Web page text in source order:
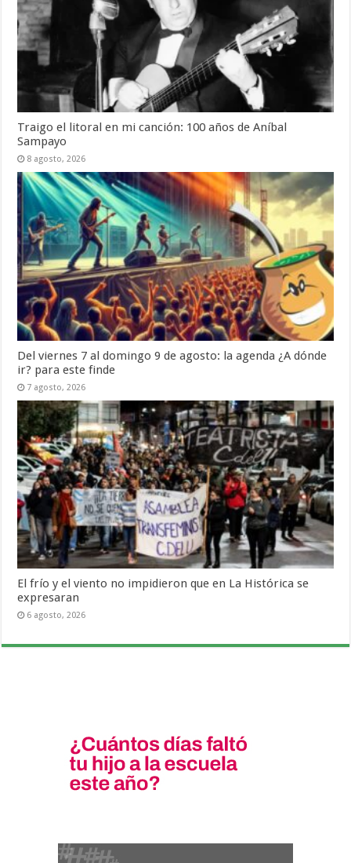
Traigo el litoral en mi canción: 100 años de Aníbal
Sampayo
8 agosto, 2026
Del viernes 7 al domingo 9 de agosto: la agenda ¿A dónde
ir? para este finde
7 agosto, 2026
El frío y el viento no impidieron que en La Histórica se
expresaran
6 agosto, 2026